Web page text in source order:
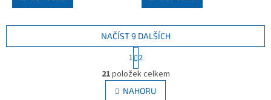
O
v
l
NAČÍST 9 DALŠÍCH
t
r
á
n
1 2
21položek celkem
NAHORU